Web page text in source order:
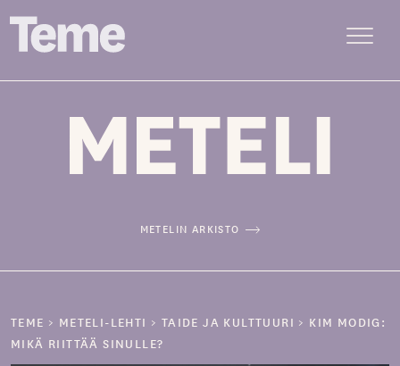
METELIN ARKISTO
TEME > METELI-LEHTI > TAIDE JA KULTTUURI > KIM MODIG:
MIKÄ RIITTÄÄ SINULLE?